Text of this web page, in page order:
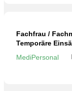
Fachfrau /
Temporäre
MediPersonal